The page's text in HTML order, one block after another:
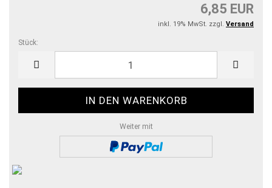
6,85 EUR
inkl. 19% MwSt. zzgl. Versand
Stück:
Weiter mit